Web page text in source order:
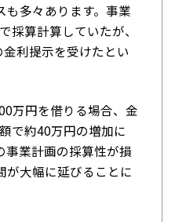
も多々あります。事業
採算計算していたが、
利提示を受けたとい
万円を借りる場合、金
で約40万円の増加に
事業計画の採算性が損
が大幅に延びることに